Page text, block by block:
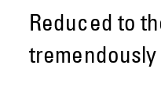
Reduced to
tremendously